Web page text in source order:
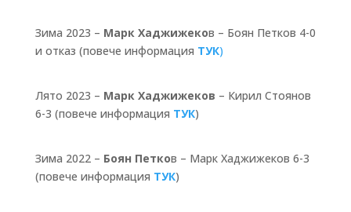
Зима 2023 – Марк Хаджижеков – Боян Петков 4-0
и отказ (повече информация ТУК)
Лято 2023 – Марк Хаджижеков – Кирил Стоянов
6-3 (повече информация ТУК)
Зима 2022 – Боян Петков – Марк Хаджижеков 6-3
(повече информация ТУК)